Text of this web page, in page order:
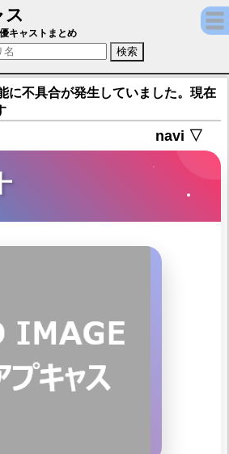
ス
声優：加藤和樹)【B-PROJECT
キャストまとめ
に不具合が発生していました。現在
navi ▽